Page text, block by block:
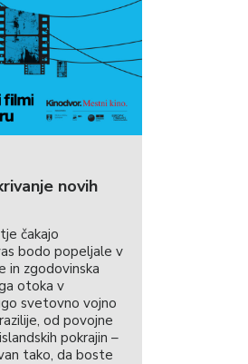
novih
čakajo
bodo popeljale v
in zgodovinska
otoka v
svetovno vojno
od povojne
pokrajin –
tako, da boste